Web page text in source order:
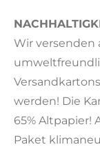
Wir versenden
werden! Die
65% Altpapier!
Paket